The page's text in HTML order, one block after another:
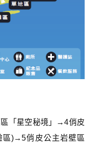
「星空秘境」→4俏皮
區)→5俏皮公主岩壁區